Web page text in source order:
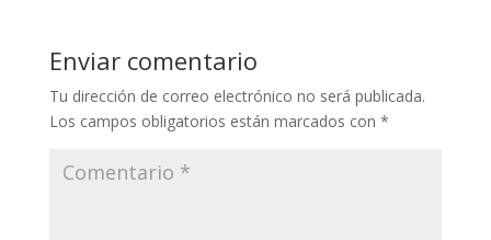
Enviar comentario
Tu dirección de correo electrónico no será publicada.
Los campos obligatorios están marcados con *